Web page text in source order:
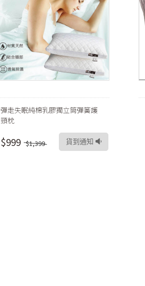
彈走失眠純棉乳膠獨立筒彈簧護
頸枕
$999 $1,399 貨到通知